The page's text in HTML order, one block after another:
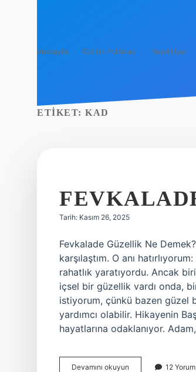
Anasayfa Gizlilik Politikası Yasal Uyarı
ETIKET: KAD
Tarih: Kasım 26, 2025
Fevkalade Güzellik Ne
karşılaştım. O anı
rahatlık yaratıyordu. Ancak
içsel bir güzellik vardı onda,
istiyorum, çünkü bazen güzel
yardımcı olabilir. Hikayenin
hayatlarına odaklanıyor.
Devamını okuyun Fevkalade 12 Yorum